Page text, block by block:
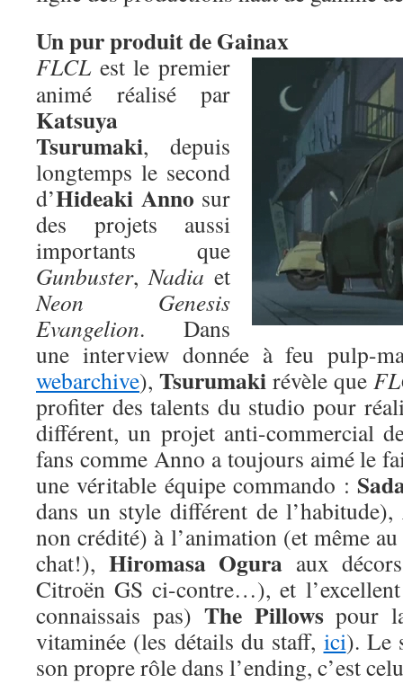
Un pur produit de Gainax
FLCL est le premier
animé réalisé par
Katsuya
Tsurumaki, depuis
longtemps le second
d’Hideaki Anno sur
des projets aussi
importants que
Gunbuster,Nadia et
Neon Genesis
Evangelion. Dans
une interview donnée à feu pulp-
webarchive), Tsurumakirévèle que
profiter des talents du studio pour
différent, un projet anti-commercial
fans comme Anno a toujours aimé le
une véritable équipe commando :
dans un style différent de l’habitude),
non crédité) à l’animation (et même
chat!), Hiromasa Ogura aux
Citroën GS ci-contre…), et
connaissais pas) The Pillowspour la
vitaminée (les détails du staff, ici). Le
son propre rôle dans l’ending, c’est